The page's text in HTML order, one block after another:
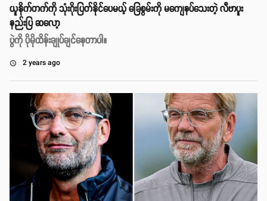
ယူနိုက်တက်ကို သုံးဂိုးပြတ်နိုင်ပေမယ့် ခြေစွမ်းကို မကျေနပ်သေးတဲ့ လီဗာပူး
နည်းပြ ဆလော့
ပွဲကို ပိုမိုထိန်းချုပ်ချင်နေတာပါ။
access_time 2 years ago